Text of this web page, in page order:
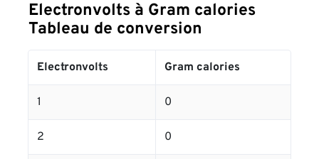
Electronvolts à Gram calories
Tableau de conversion
Electronvolts Gram calories
1 0
2 0